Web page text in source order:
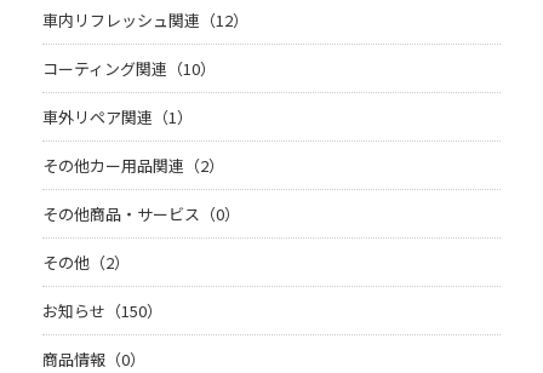
車内リフレッシュ関連（12）
コーティング関連（10）
車外リペア関連（1）
その他カー用品関連（2）
その他商品・サービス（0）
その他（2）
お知らせ（150）
商品情報（0）